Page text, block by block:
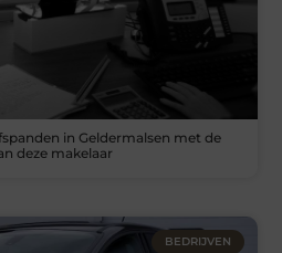
in Geldermalsen met de
deze makelaar
BEDRIJVEN